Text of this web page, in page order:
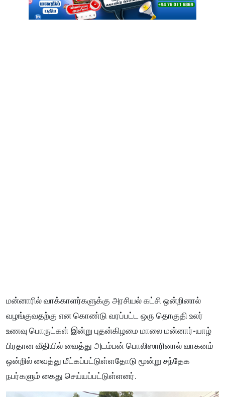
மன்னாரில் வாக்காளர்களுக்கு அரசியல் கட்சி ஒன்றினால்
வழங்குவதற்கு என கொண்டு வரப்பட்ட ஒரு தொகுதி உலர்
உணவு பொருட்கள் இன்று புதன்கிழமை மாலை மன்னார்-யாழ்
பிரதான வீதியில் வைத்து அடம்பன் பொலிஸாரினால் வாகனம்
ஒன்றில் வைத்து மீட்கப்பட்டுள்ளதோடு மூன்று சந்தேக
நபர்களும் கைது செய்யப்பட்டுள்ளனர்.